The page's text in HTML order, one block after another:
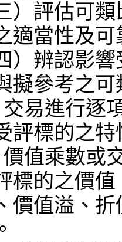
）評估可
適當性及可
）辨認影
擬參考之
評標的之
標的之價值
價值溢、